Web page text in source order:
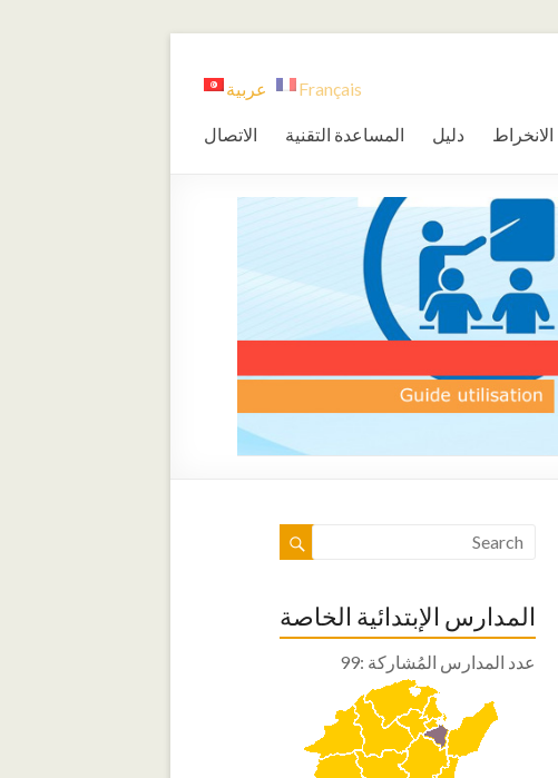
Français عربية
الانخراط دليل المساعدة التقنية الاتصال
المدارس الإبتدائية الخاصة
عدد المدارس المُشاركة :99